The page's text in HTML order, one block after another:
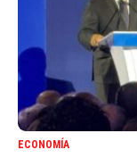
ECONOMÍA